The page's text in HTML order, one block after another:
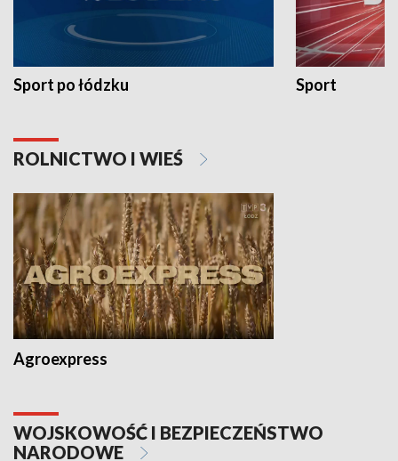
Sport po łódzku Sport
ROLNICTWO I WIEŚ
Agroexpress
WOJSKOWOŚĆ I BEZPIECZEŃSTWO
NARODOWE